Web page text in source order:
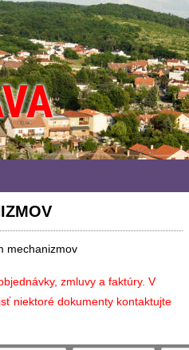
mechanizmov
zmluvy a faktúry. V
niektoré dokumenty kontaktujte